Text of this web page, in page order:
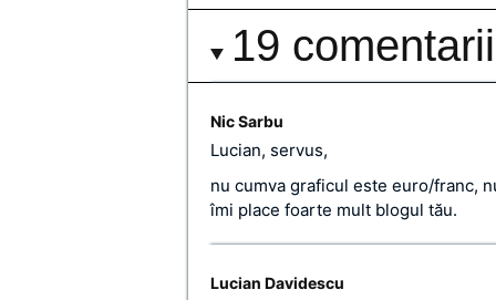
19 comentarii
Nic Sarbu
Lucian, servus,
nu cumva graficul este euro/franc,
îmi place foarte mult blogul tău.
Lucian Davidescu